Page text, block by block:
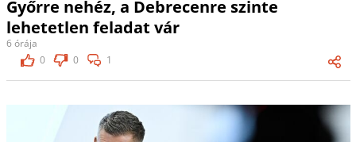
Győrre nehéz, a Debrecenre szinte
lehetetlen feladat vár
6 órája
0
0 1